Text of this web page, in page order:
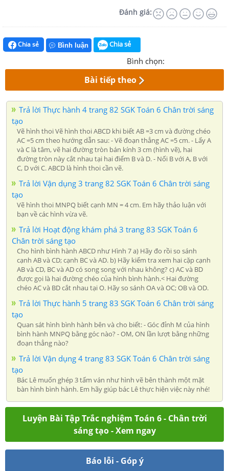
Đánh giá:
Chia sẻ Bình luận Chia sẻ
Bình chọn:
Bài tiếp theo
Trả lời Thực hành 4 trang 82 SGK Toán 6 Chân trời sáng
tạo
Vẽ hình thoi Vẽ hình thoi ABCD khi biết AB =3 cm và đường chéo
AC =5 cm theo hướng dẫn sau: - Vẽ đoạn thẳng AC =5 cm. - Lấy A
và C là tâm, vẽ hai đường tròn bán kính 3 cm (hình vẽ), hai
đường tròn này cắt nhau tại hai điểm B và D. - Nối B với A, B với
C, D với C. ABCD là hình thoi cần vẽ.
Trả lời Vận dụng 3 trang 82 SGK Toán 6 Chân trời sáng
tạo
Vẽ hình thoi MNPQ biết cạnh MN = 4 cm. Em hãy thảo luận với
bạn về các hình vừa vẽ.
Trả lời Hoạt động khám phá 3 trang 83 SGK Toán 6
Chân trời sáng tạo
Cho hình bình hành ABCD như Hình 7 a) Hãy đo rồi so sánh
cạnh AB và CD; cạnh BC và AD. b) Hãy kiểm tra xem hai cặp cạnh
AB và CD, BC và AD có song song với nhau không? c) AC và BD
được gọi là hai đường chéo của hình bình hành.< Hai đường
chéo AC và BD cắt nhau tại O. Hãy so sánh OA và OC; OB và OD.
Trả lời Thực hành 5 trang 83 SGK Toán 6 Chân trời sáng
tạo
Quan sát hình bình hành bên và cho biết: - Góc đỉnh M của hình
bình hành MNPQ bằng góc nào? - OM, ON lần lượt bằng những
đoạn thẳng nào?
Trả lời Vận dụng 4 trang 83 SGK Toán 6 Chân trời sáng
tạo
Bác Lê muốn ghép 3 tấm ván như hình vẽ bên thành một mặt
bàn hình bình hành. Em hãy giúp bác Lê thực hiện việc này nhé!
Luyện Bài Tập Trắc nghiệm Toán 6 - Chân trời
sáng tạo - Xem ngay
Báo lỗi - Góp ý